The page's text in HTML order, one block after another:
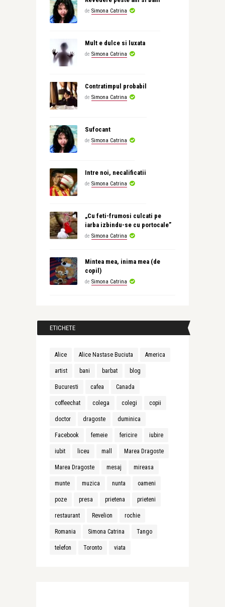
de Simona Catrina
Mult e dulce si luxata
de Simona Catrina
Contratimpul probabil
de Simona Catrina
Sufocant
de Simona Catrina
Intre noi, necalificatii
de Simona Catrina
„Cu feti-frumosi culcati pe
iarba izbindu-se cu portocale”
de Simona Catrina
Mintea mea, inima mea (de
copil)
de Simona Catrina
ETICHETE
Alice Alice Nastase Buciuta America
artist bani barbat blog
Bucuresti cafea Canada
coffeechat colega colegi copii
doctor dragoste duminica
Facebook femeie fericire iubire
iubit liceu mall Marea Dragoste
Marea Dragoste mesaj mireasa
munte muzica nunta oameni
poze presa prietena prieteni
restaurant Revelion rochie
Romania Simona Catrina Tango
telefon Toronto viata